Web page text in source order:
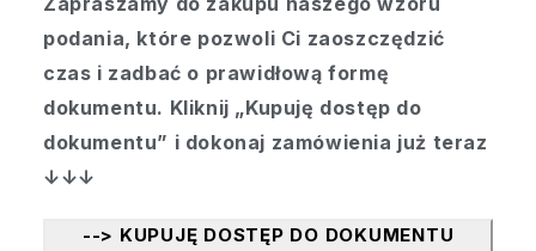
podania, które pozwoli Ci zaoszczędzić
czas i zadbać o prawidłową formę
dokumentu. Kliknij „Kupuję dostęp do
dokumentu” i dokonaj zamówienia już teraz
↓↓↓
--> KUPUJĘ DOSTĘP DO DOKUMENTU